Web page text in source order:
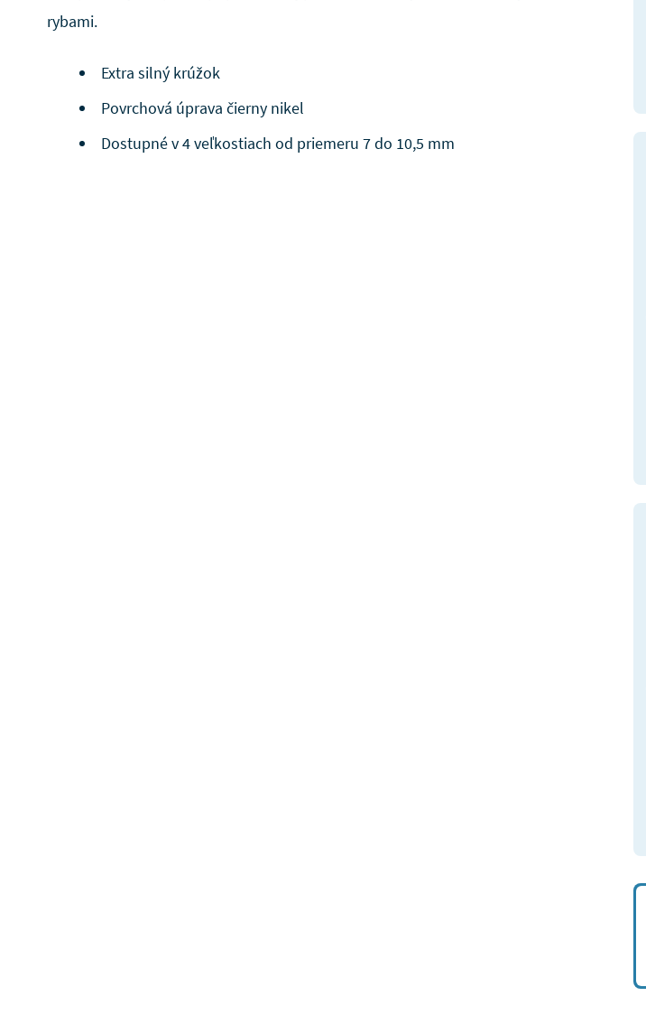
rybami.
Extra silný krúžok
Povrchová úprava čierny nikel
Dostupné v 4 veľkostiach od priemeru 7 do 10,5 mm